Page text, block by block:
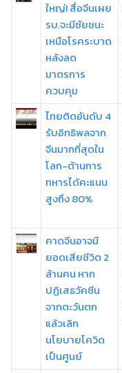
ใหญ่! สื่อจีนเผย
รบ.จะมีชัยชนะ
เหนือโรคระบาด
หลังลด
มาตรการ
ควบคุม
ไทยติดอันดับ 4
รับอิทธิพลจาก
จีนมากที่สุดใน
โลก-ด้านการ
ทหารได้คะแนน
สูงถึง 80%
คาดจีนอาจมี
ยอดเสียชีวิต 2
ล้านคน หาก
ปฏิเสธวัคซีน
จากตะวันตก
แล้วเลิก
นโยบายโควิด
เป็นศูนย์